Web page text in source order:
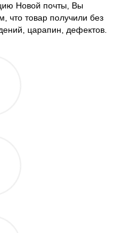
Новой почты, Вы
что товар получили без
царапин, дефектов.